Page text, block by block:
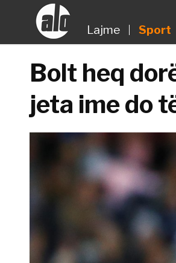
Lajme Sport
Bolt heq
jeta ime do